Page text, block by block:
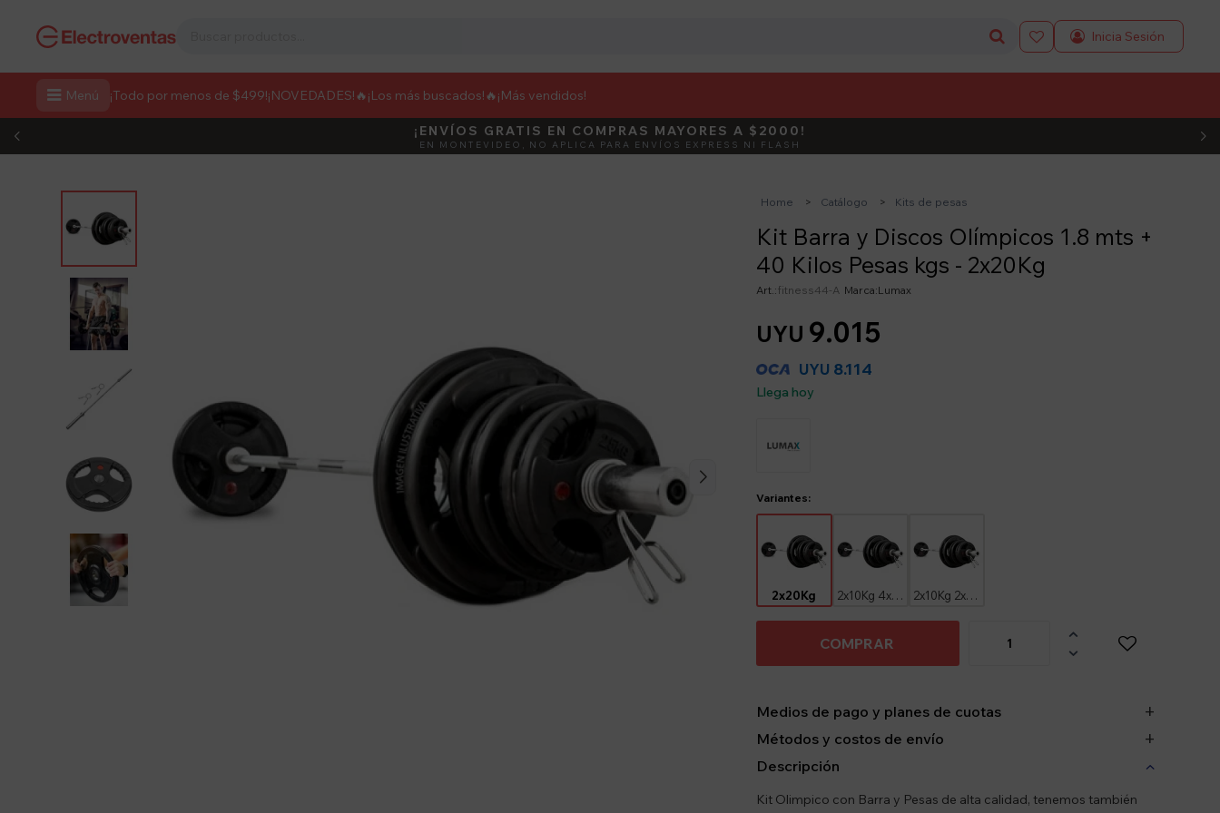
 Menú ¡Todo por menos de $499!¡NOVEDADES! 🔥¡Los más buscados!🔥 ¡Más vendidos!

DEBUT ACTIVÁ EL CÓDIGO
¡ENVÍOS GRATIS EN COMPRAS MAYORES A $2000!
EN MONTEVIDEO, NO APLICA PARA ENVÍOS EXPRESS NI FLASH
Home Catálogo Kits de pesas
Kit Barra y Discos Olímpicos 1.8 mts +
40 Kilos Pesas kgs - 2x20Kg
fitness44-A Lumax
UYU 9.015
UYU 8.114
Llega hoy
Variantes:
2x20Kg 2x10Kg 4x5Kg 2x10Kg 2x5Kg 4x2.5Kg
COMPRAR


Medios de pago y planes de cuotas
Métodos y costos de envío
Descripción
Kit Olimpico con Barra y Pesas de alta calidad, tenemos también